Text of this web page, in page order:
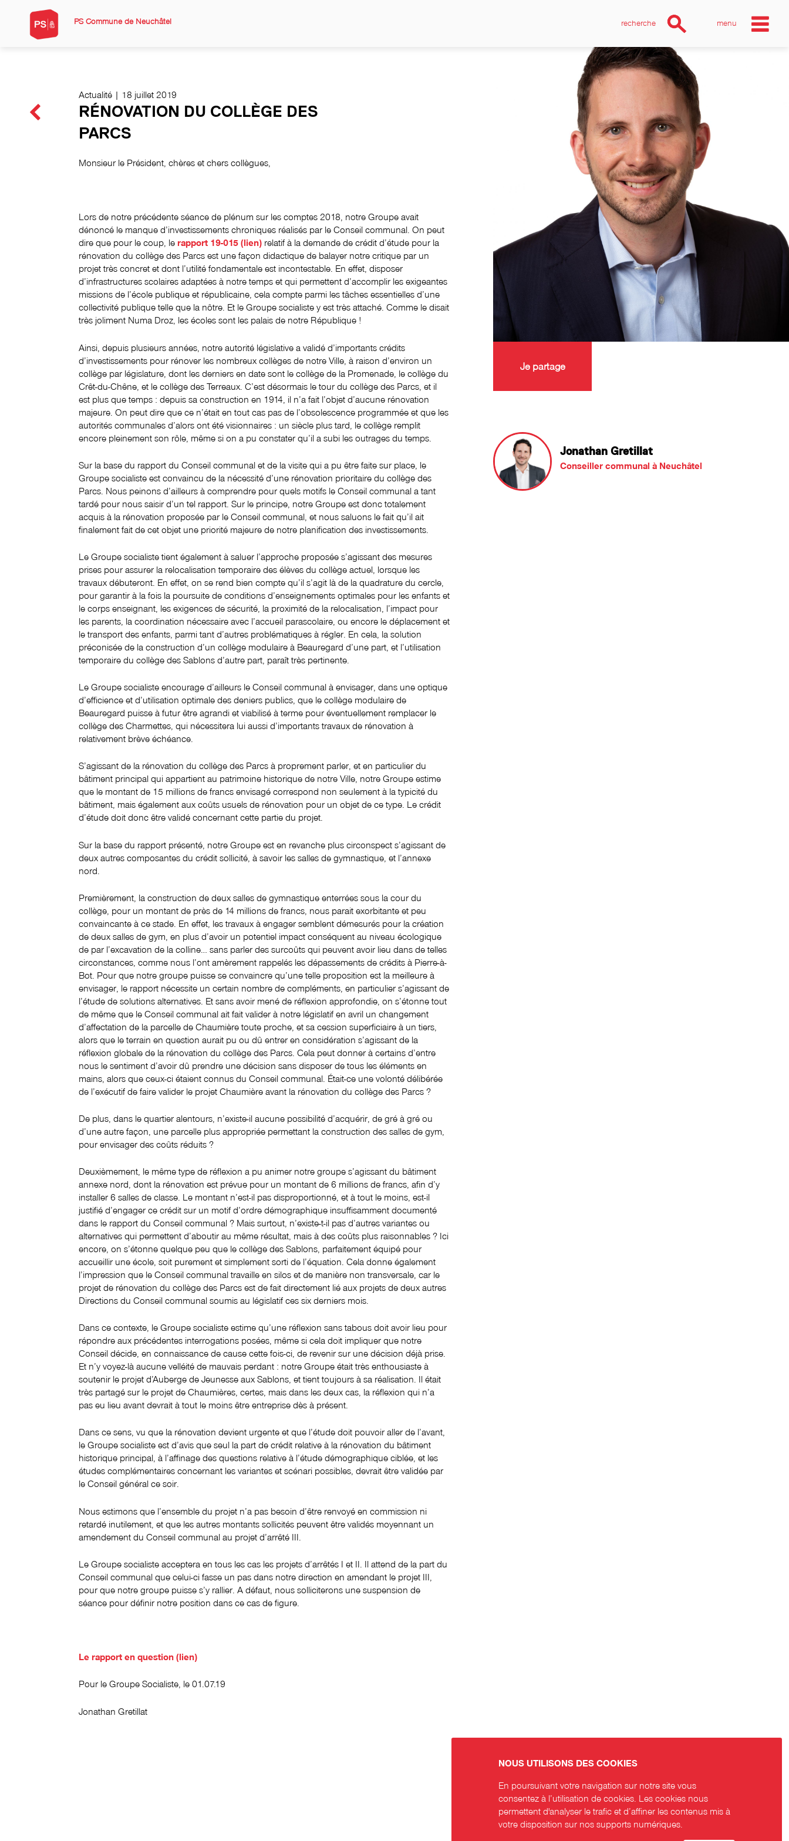
PS Commune de Neuchâtel menu
recherche
Actualité | 18 juillet 2019
RÉNOVATION DU COLLÈGE DES
PARCS
Monsieur le Président, chères et chers collègues,
Lors de notre précédente séance de plénum sur les comptes 2018, notre Groupe avait
dénoncé le manque d’investissements chroniques réalisés par le Conseil communal. On peut
dire que pour le coup, le rapport 19-015 (lien) relatif à la demande de crédit d’étude pour la
rénovation du collège des Parcs est une façon didactique de balayer notre critique par un
projet très concret et dont l’utilité fondamentale est incontestable. En effet, disposer
d’infrastructures scolaires adaptées à notre temps et qui permettent d’accomplir les exigeantes
missions de l’école publique et républicaine, cela compte parmi les tâches essentielles d’une
collectivité publique telle que la nôtre. Et le Groupe socialiste y est très attaché. Comme le disait
très joliment Numa Droz, les écoles sont les palais de notre République !
Ainsi, depuis plusieurs années, notre autorité législative a validé d’importants crédits
d’investissements pour rénover les nombreux collèges de notre Ville, à raison d’environ un
collège par législature, dont les derniers en date sont le collège de la Promenade, le collège du
Crêt-du-Chêne, et le collège des Terreaux. C’est désormais le tour du collège des Parcs, et il
est plus que temps : depuis sa construction en 1914, il n’a fait l’objet d’aucune rénovation
majeure. On peut dire que ce n’était en tout cas pas de l’obsolescence programmée et que les
autorités communales d’alors ont été visionnaires : un siècle plus tard, le collège remplit
encore pleinement son rôle, même si on a pu constater qu’il a subi les outrages du temps.
Sur la base du rapport du Conseil communal et de la visite qui a pu être faite sur place, le
Groupe socialiste est convaincu de la nécessité d’une rénovation prioritaire du collège des
Parcs. Nous peinons d’ailleurs à comprendre pour quels motifs le Conseil communal a tant
tardé pour nous saisir d’un tel rapport. Sur le principe, notre Groupe est donc totalement
acquis à la rénovation proposée par le Conseil communal, et nous saluons le fait qu’il ait
finalement fait de cet objet une priorité majeure de notre planification des investissements.
Le Groupe socialiste tient également à saluer l’approche proposée s’agissant des mesures
prises pour assurer la relocalisation temporaire des élèves du collège actuel, lorsque les
travaux débuteront. En effet, on se rend bien compte qu’il s’agit là de la quadrature du cercle,
pour garantir à la fois la poursuite de conditions d’enseignements optimales pour les enfants et
le corps enseignant, les exigences de sécurité, la proximité de la relocalisation, l’impact pour
les parents, la coordination nécessaire avec l’accueil parascolaire, ou encore le déplacement et
le transport des enfants, parmi tant d’autres problématiques à régler. En cela, la solution
préconisée de la construction d’un collège modulaire à Beauregard d’une part, et l’utilisation
temporaire du collège des Sablons d’autre part, paraît très pertinente.
Le Groupe socialiste encourage d’ailleurs le Conseil communal à envisager, dans une optique
d’efficience et d’utilisation optimale des deniers publics, que le collège modulaire de
Beauregard puisse à futur être agrandi et viabilisé à terme pour éventuellement remplacer le
collège des Charmettes, qui nécessitera lui aussi d’importants travaux de rénovation à
relativement brève échéance.
S’agissant de la rénovation du collège des Parcs à proprement parler, et en particulier du
bâtiment principal qui appartient au patrimoine historique de notre Ville, notre Groupe estime
que le montant de 15 millions de francs envisagé correspond non seulement à la typicité du
bâtiment, mais également aux coûts usuels de rénovation pour un objet de ce type. Le crédit
d’étude doit donc être validé concernant cette partie du projet.
Sur la base du rapport présenté, notre Groupe est en revanche plus circonspect s’agissant de
deux autres composantes du crédit sollicité, à savoir les salles de gymnastique, et l’annexe
nord.
Premièrement, la construction de deux salles de gymnastique enterrées sous la cour du
collège, pour un montant de près de 14 millions de francs, nous parait exorbitante et peu
convaincante à ce stade. En effet, les travaux à engager semblent démesurés pour la création
de deux salles de gym, en plus d’avoir un potentiel impact conséquent au niveau écologique
de par l’excavation de la colline… sans parler des surcoûts qui peuvent avoir lieu dans de telles
circonstances, comme nous l’ont amèrement rappelés les dépassements de crédits à Pierre-à-
Bot. Pour que notre groupe puisse se convaincre qu’une telle proposition est la meilleure à
envisager, le rapport nécessite un certain nombre de compléments, en particulier s’agissant de
l’étude de solutions alternatives. Et sans avoir mené de réflexion approfondie, on s’étonne tout
de même que le Conseil communal ait fait valider à notre législatif en avril un changement
d’affectation de la parcelle de Chaumière toute proche, et sa cession superficiaire à un tiers,
alors que le terrain en question aurait pu ou dû entrer en considération s’agissant de la
réflexion globale de la rénovation du collège des Parcs. Cela peut donner à certains d’entre
nous le sentiment d’avoir dû prendre une décision sans disposer de tous les éléments en
mains, alors que ceux-ci étaient connus du Conseil communal. Était-ce une volonté délibérée
de l’exécutif de faire valider le projet Chaumière avant la rénovation du collège des Parcs ?
De plus, dans le quartier alentours, n’existe-il aucune possibilité d’acquérir, de gré à gré ou
d’une autre façon, une parcelle plus appropriée permettant la construction des salles de gym,
pour envisager des coûts réduits ?
Deuxièmement, le même type de réflexion a pu animer notre groupe s’agissant du bâtiment
annexe nord, dont la rénovation est prévue pour un montant de 6 millions de francs, afin d’y
installer 6 salles de classe. Le montant n’est-il pas disproportionné, et à tout le moins, est-il
justifié d’engager ce crédit sur un motif d’ordre démographique insuffisamment documenté
dans le rapport du Conseil communal ? Mais surtout, n’existe-t-il pas d’autres variantes ou
alternatives qui permettent d’aboutir au même résultat, mais à des coûts plus raisonnables ? Ici
encore, on s’étonne quelque peu que le collège des Sablons, parfaitement équipé pour
accueillir une école, soit purement et simplement sorti de l’équation. Cela donne également
l’impression que le Conseil communal travaille en silos et de manière non transversale, car le
projet de rénovation du collège des Parcs est de fait directement lié aux projets de deux autres
Directions du Conseil communal soumis au législatif ces six derniers mois.
Dans ce contexte, le Groupe socialiste estime qu’une réflexion sans tabous doit avoir lieu pour
répondre aux précédentes interrogations posées, même si cela doit impliquer que notre
Conseil décide, en connaissance de cause cette fois-ci, de revenir sur une décision déjà prise.
Et n’y voyez-là aucune velléité de mauvais perdant : notre Groupe était très enthousiaste à
soutenir le projet d’Auberge de Jeunesse aux Sablons, et tient toujours à sa réalisation. Il était
très partagé sur le projet de Chaumières, certes, mais dans les deux cas, la réflexion qui n’a
pas eu lieu avant devrait à tout le moins être entreprise dès à présent.
Dans ce sens, vu que la rénovation devient urgente et que l’étude doit pouvoir aller de l’avant,
le Groupe socialiste est d’avis que seul la part de crédit relative à la rénovation du bâtiment
historique principal, à l’affinage des questions relative à l’étude démographique ciblée, et les
études complémentaires concernant les variantes et scénari possibles, devrait être validée par
le Conseil général ce soir.
Nous estimons que l’ensemble du projet n’a pas besoin d’être renvoyé en commission ni
retardé inutilement, et que les autres montants sollicités peuvent être validés moyennant un
amendement du Conseil communal au projet d’arrêté III.
Le Groupe socialiste acceptera en tous les cas les projets d’arrêtés I et II. Il attend de la part du
Conseil communal que celui-ci fasse un pas dans notre direction en amendant le projet III,
pour que notre groupe puisse s’y rallier. A défaut, nous solliciterons une suspension de
séance pour définir notre position dans ce cas de figure.
Le rapport en question (lien)
Pour le Groupe Socialiste, le 01.07.19
Jonathan Gretillat
Je partage
Jonathan Gretillat
Conseiller communal à Neuchâtel
NOUS UTILISONS DES COOKIES
En poursuivant votre navigation sur notre site vous
consentez à l’utilisation de cookies. Les cookies nous
permettent d'analyser le trafic et d’affiner les contenus mis à
votre disposition sur nos supports numériques.